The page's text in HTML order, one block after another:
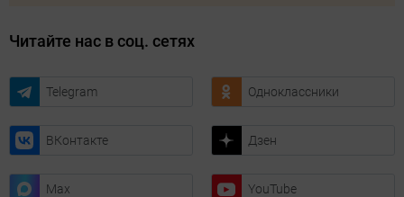
Читайте нас в соц. сетях
Telegram Одноклассники
ВКонтакте Дзен
Max YouTube